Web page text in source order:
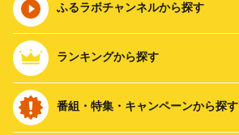
ふるラボチャンネルから探す
ランキングから探す
番組・特集・キャンペーンから探す